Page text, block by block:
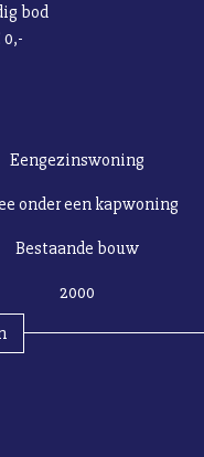
bod
Eengezinswoning
onder een kapwoning
Bestaande bouw
2000